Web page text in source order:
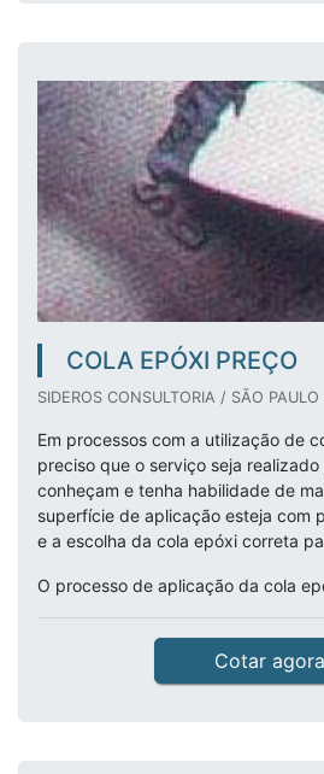
COLA EPÓXI PREÇO
SIDEROS CONSULTORIA / SÃO
Em processos com a utilização de
preciso que o serviço seja
conheçam e tenha habilidade de
superfície de aplicação esteja com
e a escolha da cola epóxi correta
O processo de aplicação da cola
Cotar agora